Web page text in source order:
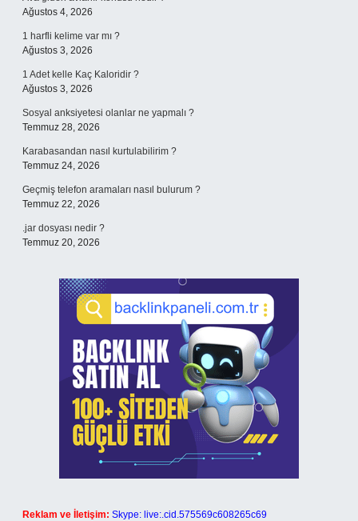
Ağustos 4, 2026
1 harfli kelime var mı ?
Ağustos 3, 2026
1 Adet kelle Kaç Kaloridir ?
Ağustos 3, 2026
Sosyal anksiyetesi olanlar ne yapmalı ?
Temmuz 28, 2026
Karabasandan nasıl kurtulabilirim ?
Temmuz 24, 2026
Geçmiş telefon aramaları nasıl bulurum ?
Temmuz 22, 2026
.jar dosyası nedir ?
Temmuz 20, 2026
Reklam ve İletişim: Skype: live:.cid.575569c608265c69